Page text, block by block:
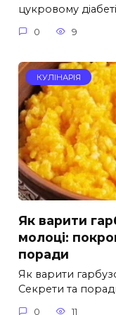
цукровому
0 9
КУЛІНАРІЯ
Як варити
молоці:
поради
Як варити
Секрети та
0 11